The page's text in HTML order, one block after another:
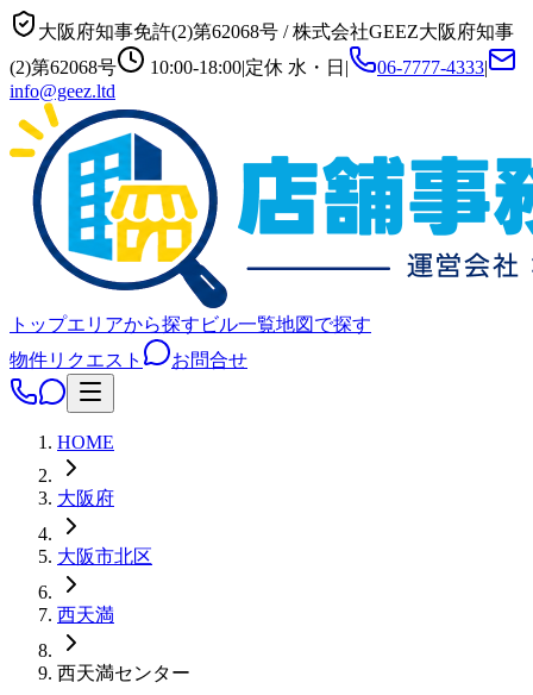
大阪府知事免許(2)第62068号 /株式会社GEEZ大阪府知事
(2)第62068号
10:00-18:00|定休 水・日 | 06-7777-4333|
info@geez.ltd
トップエリアから探す ビル一覧地図で探す
物件リクエスト
お問合せ
HOME
大阪府
大阪市北区
西天満
西天満センター